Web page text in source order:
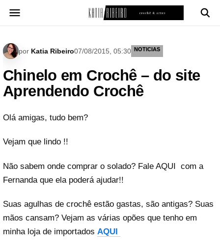
para
por Katia Ribeiro07/08/2015, 05:30 NOTICIAS
Chinelo em Crochê – do site
Aprendendo Crochê
Olá amigas, tudo bem?
Vejam que lindo !!
Não sabem onde comprar o solado? Fale AQUI com a
Fernanda que ela poderá ajudar!!
Suas agulhas de crochê estão gastas, são antigas? Suas
mãos cansam? Vejam as várias opões que tenho em
minha loja de importados AQUI